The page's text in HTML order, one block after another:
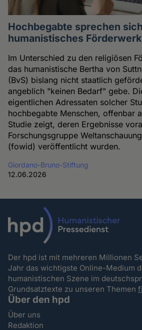
Hochbegabte sprechen
humanistisches
Im Unterschied zu den religiösen
das humanistische Bertha von
(BvS) bislang nicht staatlich
angeblich "keinen Bedarf" gebe.
eigentlichen Adressaten solcher
hochbegabte Menschen, offenbar
Studie zeigt, deren Ergebnisse
Forschungsgruppe
(fowid) veröffentlicht wurden.
Giordano-Bruno-Stiftung
12.06.2026
Der hpd ist mit mehreren Millionen
Jahr das wichtigste Online-Medium
humanistischen Szene im
Grundsatztexte zu unseren Themen
Über den hpd
Über uns
Redaktion